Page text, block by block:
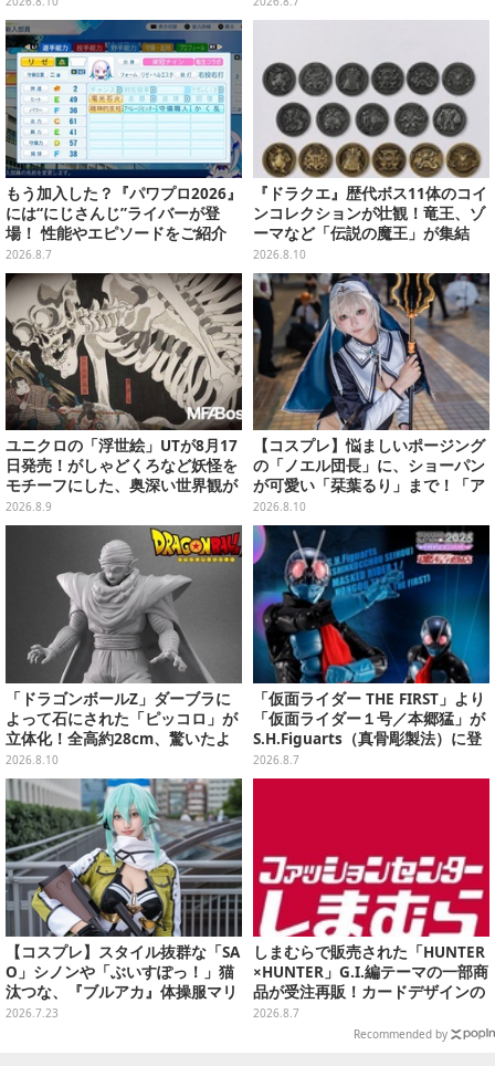
もう加入した？『パワプロ2026』
には“にじさんじ”ライバーが登
場！ 性能やエピソードをご紹介
2026.8.7
『ドラクエ』歴代ボス11体のコイ
ンコレクションが壮観！竜王、ゾ
ーマなど「伝説の魔王」が集結
2026.8.10
ユニクロの「浮世絵」UTが8月17
日発売！がしゃどくろなど妖怪を
モチーフにした、奥深い世界観が
最高にオシャレ
2026.8.9
【コスプレ】悩ましいポージング
の「ノエル団長」に、ショーパン
が可愛い「栞葉るり」まで！「ア
コスタ池袋」人気VTuberレイヤ
ーまとめ
2026.8.10
「ドラゴンボールZ」ダーブラに
よって石にされた「ピッコロ」が
立体化！全高約28cm、驚いたよ
うな表情とポーズをそのまま再現
2026.8.10
「仮面ライダー THE FIRST」より
「仮面ライダー１号／本郷猛」が
S.H.Figuarts（真骨彫製法）に登
場！8月18日より予約受付開始
2026.8.7
【コスプレ】スタイル抜群な「SA
O」シノンや「ぶいすぽっ！」猫
汰つな、『ブルアカ』体操服マリ
ーまで“アコスタ池袋”美麗レイヤ
2026.7.23
しまむらで販売された「HUNTER
×HUNTER」G.I.編テーマの一部商
品が受注再販！カードデザインの
キーホルダーや、キルアたちのセ
リフ付ソックスなど
2026.8.7
Recommended by